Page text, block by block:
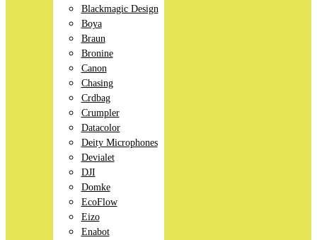
Blackmagic Design
Boya
Braun
Bronine
Canon
Chasing
Crdbag
Crumpler
Datacolor
Deity Microphones
Devialet
DJI
Domke
EcoFlow
Eizo
Enabot